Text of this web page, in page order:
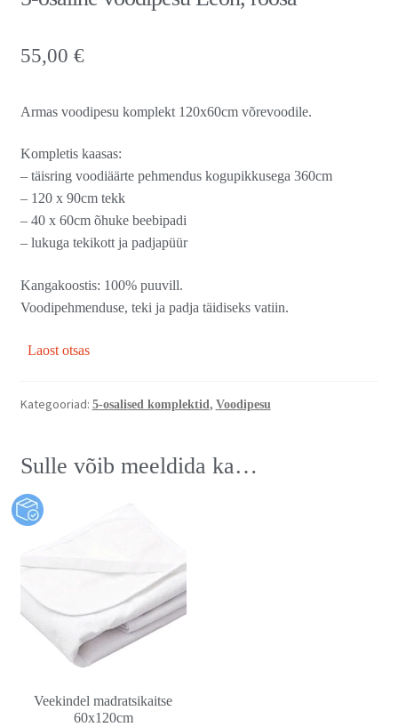
55,00 €
Armas voodipesu komplekt 120x60cm võrevoodile.
Kompletis kaasas:
– täisring voodiäärte pehmendus kogupikkusega 360cm
– 120 x 90cm tekk
– 40 x 60cm õhuke beebipadi
– lukuga tekikott ja padjapüür
Kangakoostis: 100% puuvill.
Voodipehmenduse, teki ja padja täidiseks vatiin.
Laost otsas
Kategooriad: 5-osalised komplektid, Voodipesu
Sulle võib meeldida ka…
Veekindel madratsikaitse
60x120cm